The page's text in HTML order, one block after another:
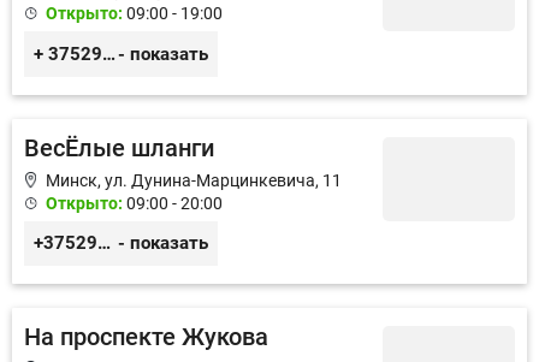
Открыто: 09:00 - 19:00
+ 375296696692- показать
ВесЁлые шланги
Минск, ул. Дунина-Марцинкевича, 11
Открыто: 09:00 - 20:00
+375296692669 - показать
На проспекте Жукова